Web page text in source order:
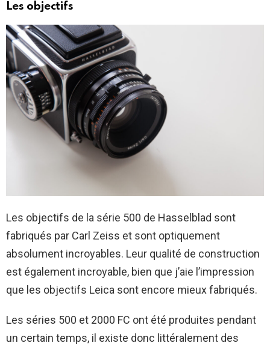
Les objectifs
Les objectifs de la série 500 de Hasselblad sont
fabriqués par Carl Zeiss et sont optiquement
absolument incroyables. Leur qualité de construction
est également incroyable, bien que j’aie l’impression
que les objectifs Leica sont encore mieux fabriqués.
Les séries 500 et 2000 FC ont été produites pendant
un certain temps, il existe donc littéralement des